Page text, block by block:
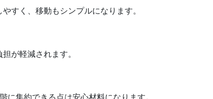
すく、移動もシンプルになります。
が軽減されます。
集約できる点は安心材料になります。